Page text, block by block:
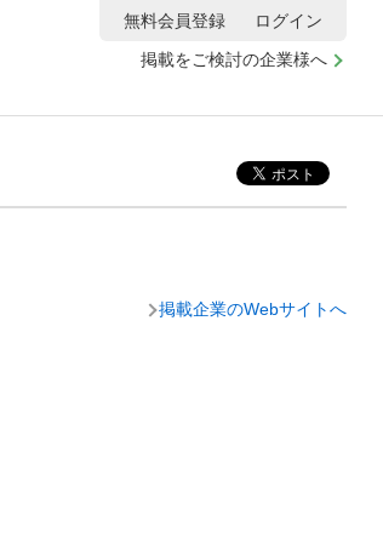
掲載をご検討の企業様へ
無料会員登録 ログイン
掲載企業のWebサイトへ